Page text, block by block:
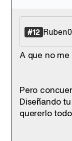
#12
A que no
Pero
Diseñando
quererlo